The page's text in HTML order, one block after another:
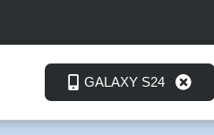
GALAXY S24